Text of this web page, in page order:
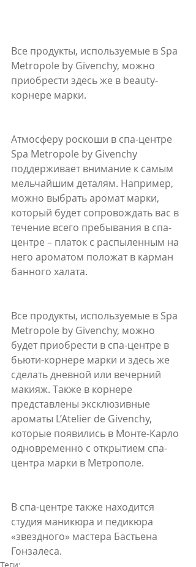
Все продукты, используемые в Spa
Metropole by Givenchy, можно
приобрести здесь же в beauty-
корнере марки.
Атмосферу роскоши в спа-центре
Spa Metropole by Givenchy
поддерживает внимание к самым
мельчайшим деталям. Например,
можно выбрать аромат марки,
который будет сопровождать вас в
течение всего пребывания в спа-
центре – платок с распыленным на
него ароматом положат в карман
банного халата.
Все продукты, используемые в Spa
Metropole by Givenchy, можно
будет приобрести в спа-центре в
бьюти-корнере марки и здесь же
сделать дневной или вечерний
макияж. Также в корнере
представлены эксклюзивные
ароматы L’Atelier de Givenchy,
которые появились в Монте-Карло
одновременно с открытием спа-
центра марки в Метрополе.
В спа-центре также находится
студия маникюра и педикюра
«звездного» мастера Бастьена
Гонзалеса.